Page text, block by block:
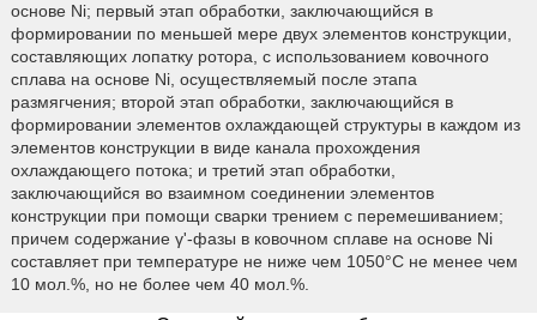
основе Ni; первый этап обработки, заключающийся в
формировании по меньшей мере двух элементов конструкции,
составляющих лопатку ротора, с использованием ковочного
сплава на основе Ni, осуществляемый после этапа
размягчения; второй этап обработки, заключающийся в
формировании элементов охлаждающей структуры в каждом из
элементов конструкции в виде канала прохождения
охлаждающего потока; и третий этап обработки,
заключающийся во взаимном соединении элементов
конструкции при помощи сварки трением с перемешиванием;
причем содержание γ'-фазы в ковочном сплаве на основе Ni
составляет при температуре не ниже чем 1050°С не менее чем
10 мол.%, но не более чем 40 мол.%.